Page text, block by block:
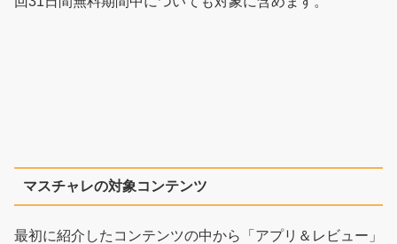
マスチャレの対象コンテンツ
最初に紹介したコンテンツの中から「アプリ＆レビュー」